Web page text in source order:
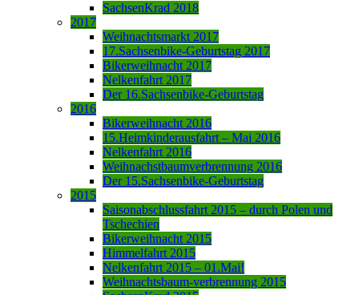
SachsenKrad 2018
2017
Weihnachtsmarkt 2017
17.Sachsenbike-Geburtstag 2017
Bikerweihnacht 2017
Nelkenfahrt 2017
Der 16.Sachsenbike-Geburtstag
2016
Bikerweihnacht 2016
15.Heimkinderausfahrt – Mai 2016
Nelkenfahrt 2016
Weihnachstbaumverbrennung 2016
Der 15.Sachsenbike-Geburtstag
2015
Saisonabschlussfahrt 2015 – durch Polen und
Tschechien
Bikerweihnacht 2015
Himmelfahrt 2015
Nelkenfahrt 2015 – 01.Mai!
Weihnachtsbaum-verbrennung 2015